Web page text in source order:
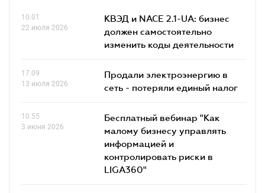
10.01
22 июля 2026
КВЭД и NACE 2.1-UA: бизнес
должен самостоятельно
изменить коды деятельности
17.09
13 июля 2026
Продали электроэнергию в
сеть - потеряли единый налог
10.55
3 июня 2026
Бесплатный вебинар "Как
малому бизнесу управлять
информацией и
контролировать риски в
LIGA360"